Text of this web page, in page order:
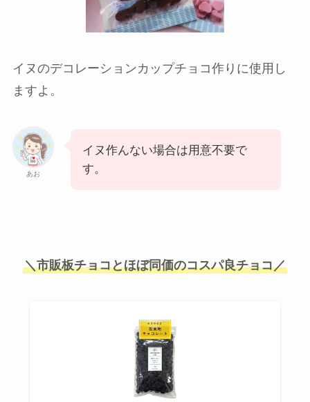
イヌのデコレーションカップチョコ作りに使用し
ますよ。
あお
イヌ作んない場合は用意不要で
す。
＼市販板チョコとほぼ同価のコスパ良チョコ／